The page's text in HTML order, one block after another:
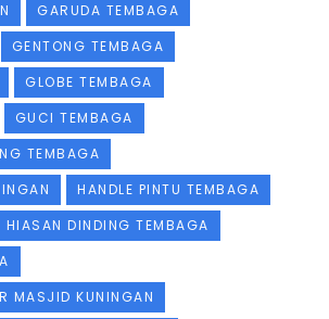
GARUDA TEMBAGA
GENTONG TEMBAGA
GLOBE TEMBAGA
GUCI TEMBAGA
TEMBAGA
HANDLE PINTU TEMBAGA
HIASAN DINDING TEMBAGA
MASJID KUNINGAN